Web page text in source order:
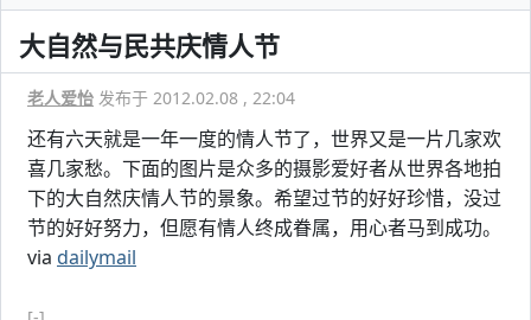
大自然与民共庆情人节
老人爱怡 发布于 2012.02.08 , 22:04
还有六天就是一年一度的情人节了，世界又是一片几家欢
喜几家愁。下面的图片是众多的摄影爱好者从世界各地拍
下的大自然庆情人节的景象。希望过节的好好珍惜，没过
节的好好努力，但愿有情人终成眷属，用心者马到成功。
via dailymail